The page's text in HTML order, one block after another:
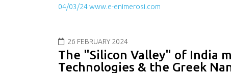
04/03/24 www.e-enimerosi.com
26 FEBRUARY 2024
The "Silicon Valley" of India
Technologies & the Greek